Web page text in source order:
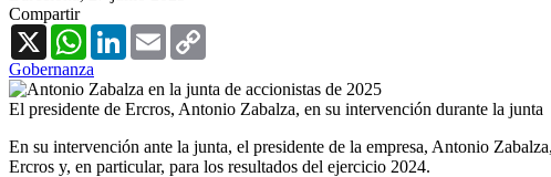
Compartir
X
WhatsAppLinkedInEmail
Gobernanza
El presidente de Ercros, Antonio Zabalza, en su intervención durante la junta
En su intervención ante la junta, el presidente de la empresa, Antonio
Ercros y, en particular, para los resultados del ejercicio 2024.